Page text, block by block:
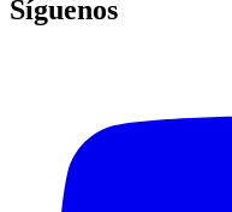
Síguenos